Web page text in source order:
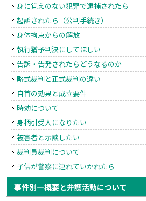
身に覚えのない犯罪で逮捕されたら
起訴されたら（公判手続き）
身体拘束からの解放
執行猶予判決にしてほしい
告訴・告発されたらどうなるのか
略式裁判と正式裁判の違い
自首の効果と成立要件
時効について
身柄引受人になりたい
被害者と示談したい
裁判員裁判について
子供が警察に連れていかれたら
事件別―概要と弁護活動について